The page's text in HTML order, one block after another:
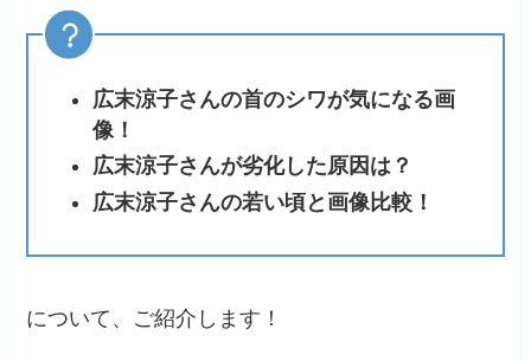
広末涼子さんの首のシワが気になる画
像！
広末涼子さんが劣化した原因は？
広末涼子さんの若い頃と画像比較！
について、ご紹介します！